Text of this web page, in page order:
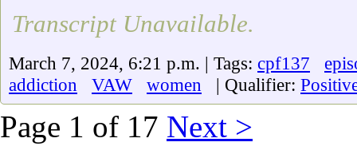
Transcript Unavailable.
March 7, 2024, 6:21 p.m. | Tags: cpf137
addiction
VAW women | Qualifier:
Page 1 of 17 Next >